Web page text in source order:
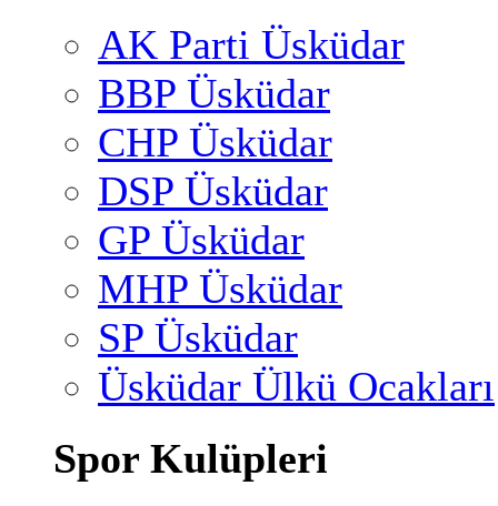
AK Parti Üsküdar
BBP Üsküdar
CHP Üsküdar
DSP Üsküdar
GP Üsküdar
MHP Üsküdar
SP Üsküdar
Üsküdar Ülkü Ocakları
Spor Kulüpleri